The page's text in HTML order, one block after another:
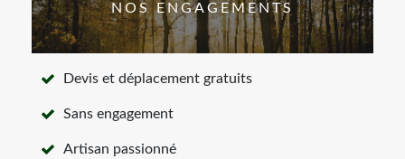
NOS ENGAGEMENTS
Devis et déplacement gratuits
Sans engagement
Artisan passionné